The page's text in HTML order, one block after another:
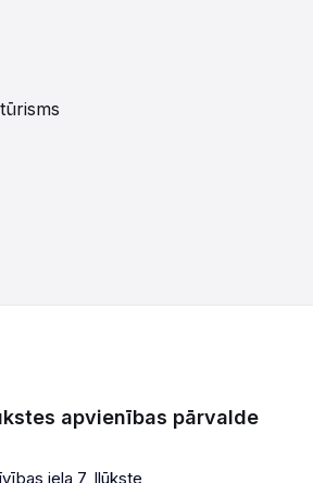
apvienības pārvalde
iela 7, Ilūkste,